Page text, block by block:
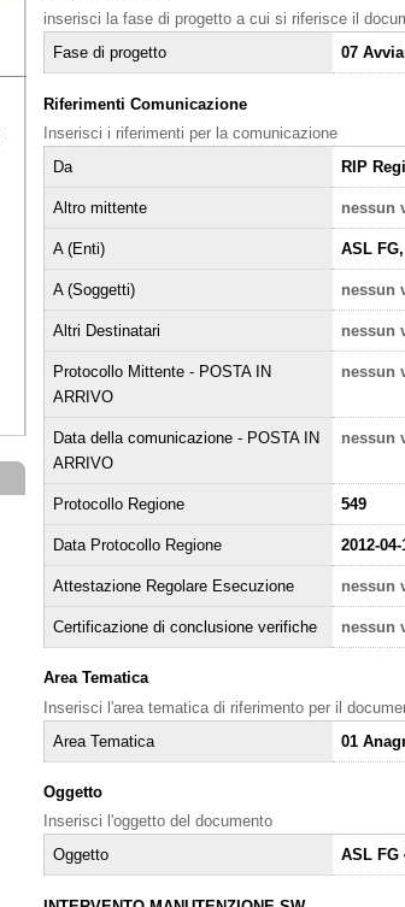
inserisci la fase di progetto a cui si riferisce il
Fase di progetto
07
Riferimenti Comunicazione
Inserisci i riferimenti per la comunicazione
Da
RIP
Altro mittente nessun
A (Enti) ASL
A (Soggetti) nessun
Altri Destinatari nessun
Protocollo Mittente - POSTA IN
ARRIVO
nessun
Data della comunicazione - POSTA IN
ARRIVO
nessun
Protocollo Regione 549
Data Protocollo Regione 2012-04-
Attestazione Regolare Esecuzione nessun
Certificazione di conclusione verifiche nessun
Area Tematica
Inserisci l'area tematica di riferimento per il
Area Tematica
01
Oggetto
Inserisci l'oggetto del documento
Oggetto
ASL FG